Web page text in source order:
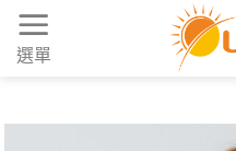
Skip
content
選單